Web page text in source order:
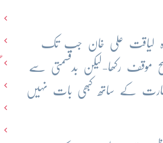
لیاقت علی خان جب تک
موقف رکھا-لیکن بدقسمتی سے
کے ساتھ کبھی بات نہیں